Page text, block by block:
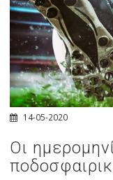
14-05-2020
Οι